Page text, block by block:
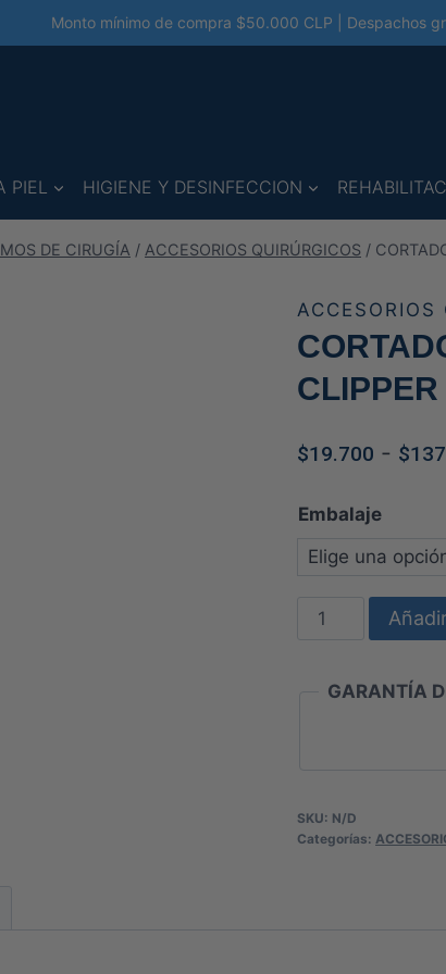
Monto mínimo de compra $50.000 CLP | Despachos
PIEL HIGIENE Y DESINFECCION
DE CIRUGÍA / ACCESORIOS QUIRÚRGICOS /
ACCESORIOS
CLIPPER
$19.700 - $
Embalaje
CORTADOR
QUIRÚRGICO
GARANTÍA
SKU: N/D
Categorías: